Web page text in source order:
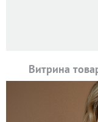
Витрина